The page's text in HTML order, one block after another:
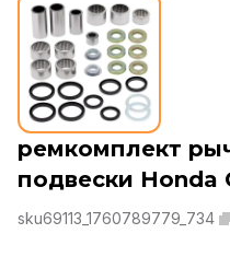
ремкомплект
подвески Honda
sku69113_1760789779_734